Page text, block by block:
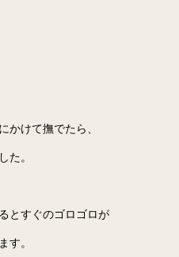
かけて撫でたら、
た。
とすぐのゴロゴロが
す。